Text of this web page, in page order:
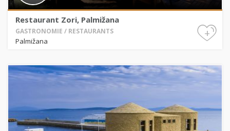
Restaurant Zori, Palmižana
GASTRONOMIE / RESTAURANTS
Palmižana
+